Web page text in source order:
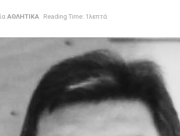
ΑΘΛΗΤΙΚΑ Reading Time: 1λεπτά